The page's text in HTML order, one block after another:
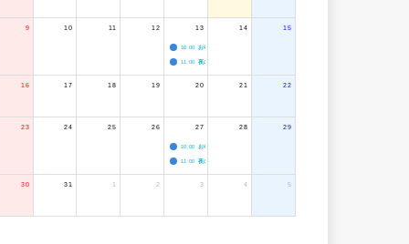
9 10 11 12 13
10:00 お寺のジャグリング教室
11:00 夜のボードゲーム会
14 15
16 17 18 19 20 21 22
23 24 25 26 27
10:00 お寺のジャグリング教室
11:00 夜のボードゲーム会
28 29
30 31 1 2 3 4 5